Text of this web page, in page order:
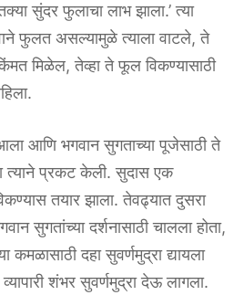
सुंदर फुलाचा लाभ झाला.’ त्या
फुलत असल्यामुळे त्याला वाटले, ते
मिळेल, तेव्हा ते फूल विकण्यासाठी
आणि भगवान सुगताच्या पूजेसाठी ते
त्याने प्रकट केली. सुदास एक
तयार झाला. तेवढ्यात दुसरा
सुगतांच्या दर्शनासाठी चालला होता,
कमळासाठी दहा सुवर्णमुद्रा द्यायला
शंभर सुवर्णमुद्रा देऊ लागला.